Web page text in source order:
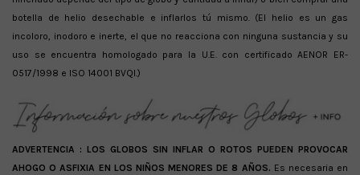
botella de helio desechable e inflarlos tú mismo. (El helio es un gas
incoloro, inodoro e inerte, el que no reacciona con ninguna sustancia y su
uso se encuentra homologado para la U.E. con certificado AENOR ER-
0517/1998 e ISO 14001 BVQI.)
ADVERTENCIA : LOS GLOBOS SIN INFLAR O ROTOS PUEDEN PROVOCAR
AHOGO O ASFIXIA EN LOS NIÑOS MENORES DE 8 AÑOS. Es necesaria en